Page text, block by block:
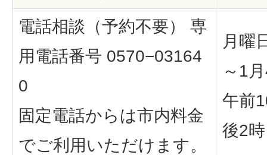
電話相談（予約不要） 専
用電話番号 0570−03164
0
固定電話からは市内料金
でご利用いただけます。
月曜
～1
午前
後2